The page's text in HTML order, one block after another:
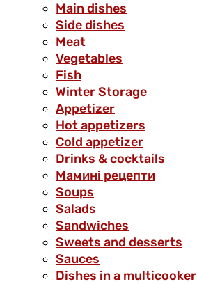
Main dishes
Side dishes
Meat
Vegetables
Fish
Winter Storage
Аppetizer
Hot appetizers
Cold appetizer
Drinks & cocktails
Мамині рецепти
Soups
Salads
Sandwiches
Sweets and desserts
Sauces
Dishes in a multicooker